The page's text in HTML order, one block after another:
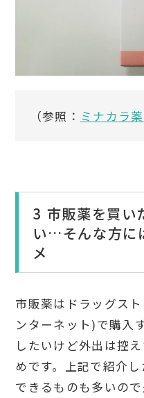
（参照： ミナカラ
3 市販薬を買い
い…そんな方に
メ
市販薬はドラッグス
ンターネット)で購入
したいけど外出は控
めです。上記で紹介
できるものも多いの